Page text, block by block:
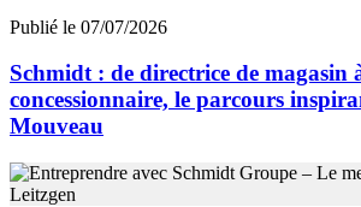
Publié le 07/07/2026
Schmidt : de directrice de magasin
concessionnaire, le parcours
Mouveau